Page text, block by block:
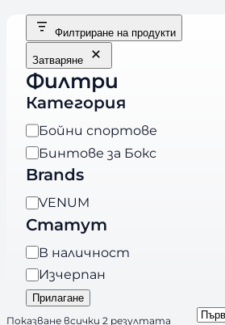
Филтриране на продукти
Затваряне
Филтри
Категория
К
а
т
г
о
р
и
я
Бойни спортове
Бинтове за Бокс
Brands
B
r
a
n
d
s
VENUM
Статут
Н
а
л
и
В наличност
Изчерпан
Прилагане
Показване всички 2 резултата